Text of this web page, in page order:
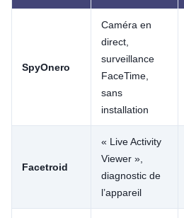
SpyOnero
Caméra en
direct,
surveillance
FaceTime,
sans
installation
Facetroid
« Live Activity
Viewer »,
diagnostic de
l’appareil